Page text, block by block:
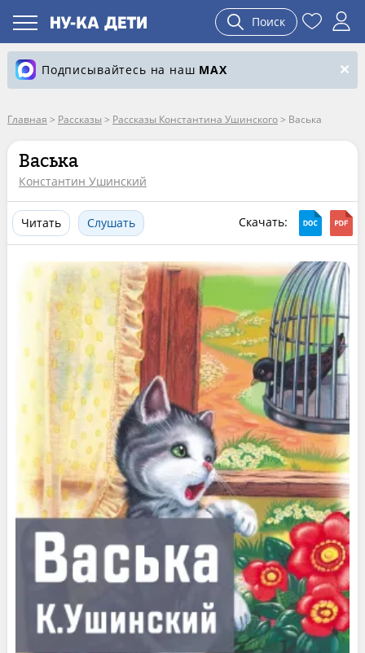
Поиск
Подписывайтесь на наш MAX
Главная > Рассказы > Рассказы Константина Ушинского> Васька
Васька
Константин Ушинский
Читать Слушать Скачать: